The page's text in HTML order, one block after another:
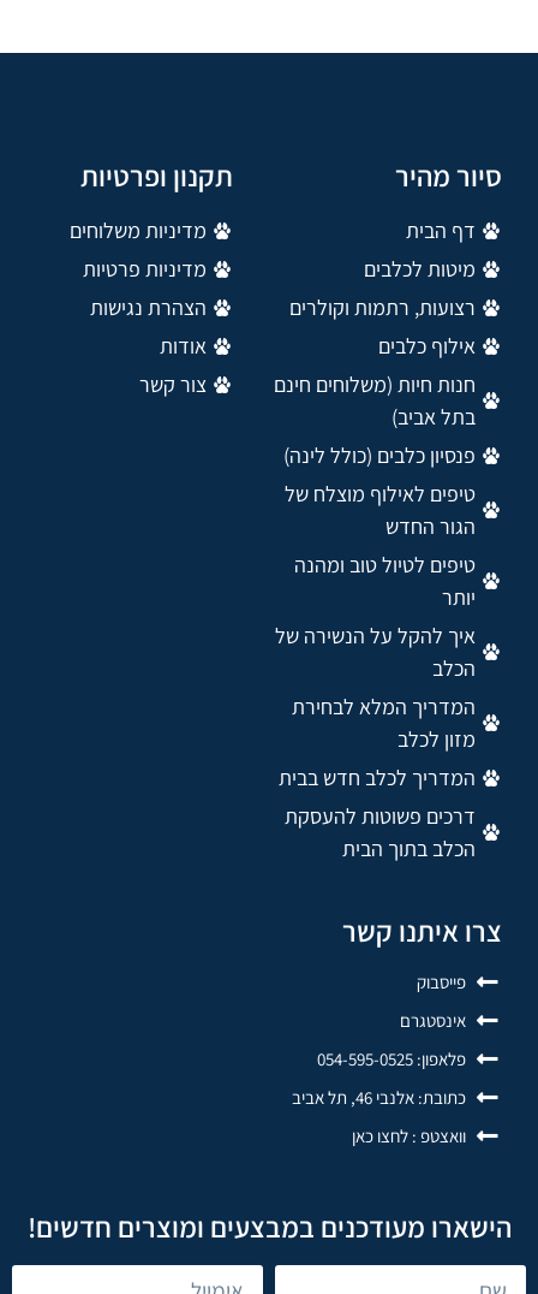
סיור מהיר
דף הבית
מיטות לכלבים
רצועות, רתמות וקולרים
אילוף כלבים
חנות חיות (משלוחים חינם
בתל אביב)
פנסיון כלבים (כולל לינה)
טיפים לאילוף מוצלח של
הגור החדש
טיפים לטיול טוב ומהנה
יותר
איך להקל על הנשירה של
הכלב
המדריך המלא לבחירת
מזון לכלב
המדריך לכלב חדש בבית
דרכים פשוטות להעסקת
הכלב בתוך הבית
תקנון ופרטיות
מדיניות משלוחים
מדיניות פרטיות
הצהרת נגישות
אודות
צור קשר
צרו איתנו קשר
פייסבוק
אינסטגרם
פלאפון: 054-595-0525
כתובת: אלנבי 46, תל אביב
וואצטפ : לחצו כאן
הישארו מעודכנים במבצעים ומוצרים חדשים!